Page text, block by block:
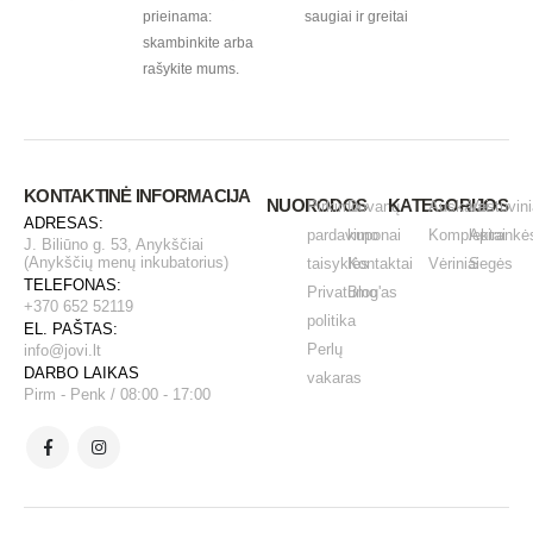
prieinama:
skambinkite arba
rašykite mums.
saugiai ir greitai
KONTAKTINĖ INFORMACIJA
ADRESAS:
J. Biliūno g. 53, Anykščiai
(Anykščių menų inkubatorius)
TELEFONAS:
+370 652 52119
EL. PAŠTAS:
info@jovi.lt
DARBO LAIKAS
Pirm - Penk / 08:00 - 17:00
NUORODOS
Pirkimo -
pardavimo
taisyklės
Privatumo
politika
Perlų
vakaras
Dovanų
kuponai
Kontaktai
Blog'as
KATEGORIJOS
Auskarai
Komplektai
VėriniaiSegės